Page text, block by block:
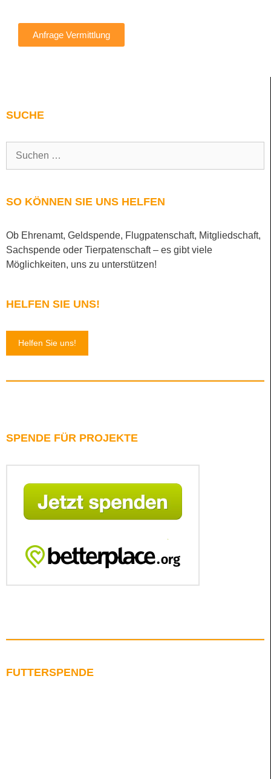
Anfrage Vermittlung
SUCHE
SO KÖNNEN SIE UNS HELFEN
Ob Ehrenamt, Geldspende, Flugpatenschaft, Mitgliedschaft,
Sachspende oder Tierpatenschaft – es gibt viele
Möglichkeiten, uns zu unterstützen!
HELFEN SIE UNS!
Helfen Sie uns!
SPENDE FÜR PROJEKTE
FUTTERSPENDE